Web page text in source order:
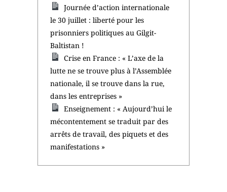
Journée d’action internationale
le 30 juillet : liberté pour les
prisonniers politiques au Gilgit-
Baltistan !
Crise en France : « L’axe de la
lutte ne se trouve plus à l’Assemblée
nationale, il se trouve dans la rue,
dans les entreprises »
Enseignement : « Aujourd’hui le
mécontentement se traduit par des
arrêts de travail, des piquets et des
manifestations »